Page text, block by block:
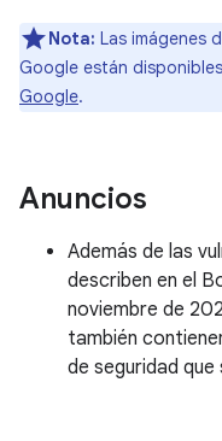
Nota: Las imágenes
Google están
Google.
Anuncios
Además de las
describen en el
noviembre de
también
de seguridad